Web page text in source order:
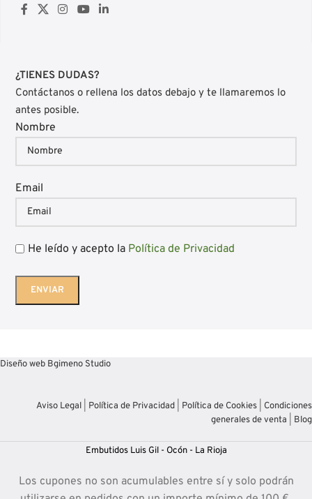
¿TIENES DUDAS?
Contáctanos o rellena los datos debajo y te llamaremos lo
antes posible.
Nombre
Email
He leído y acepto la Política de Privacidad
Diseño web Bgimeno Studio
Aviso Legal Política de Privacidad Política de Cookies
Condiciones
generales de venta
Blog
Embutidos Luis Gil - Ocón - La Rioja
Los cupones no son acumulables entre sí y solo podrán